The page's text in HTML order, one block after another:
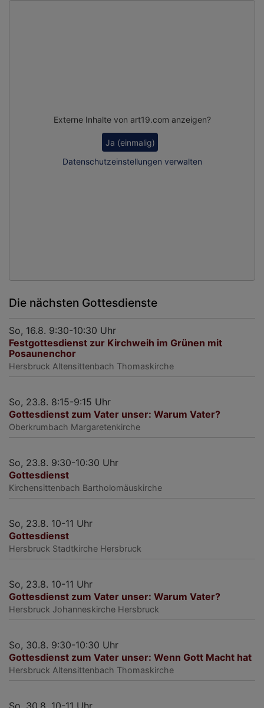
Externe Inhalte von art19.com anzeigen?
Ja (einmalig)
Datenschutzeinstellungen verwalten
Die nächsten Gottesdienste
So, 16.8. 9:30-10:30 Uhr
Festgottesdienst zur Kirchweih im Grünen mit
Posaunenchor
Hersbruck Altensittenbach Thomaskirche
So, 23.8. 8:15-9:15 Uhr
Gottesdienst zum Vater unser: Warum Vater?
Oberkrumbach Margaretenkirche
So, 23.8. 9:30-10:30 Uhr
Gottesdienst
Kirchensittenbach Bartholomäuskirche
So, 23.8. 10-11 Uhr
Gottesdienst
Hersbruck Stadtkirche Hersbruck
So, 23.8. 10-11 Uhr
Gottesdienst zum Vater unser: Warum Vater?
Hersbruck Johanneskirche Hersbruck
So, 30.8. 9:30-10:30 Uhr
Gottesdienst zum Vater unser: Wenn Gott Macht hat
Hersbruck Altensittenbach Thomaskirche